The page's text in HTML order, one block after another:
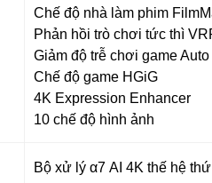
Chế độ nhà làm phim
Phản hồi trò chơi tức thì
Giảm độ trễ chơi game
Chế độ game HGiG
4K Expression Enhancer
10 chế độ hình ảnh
Bộ xử lý α7 AI 4K thế hệ